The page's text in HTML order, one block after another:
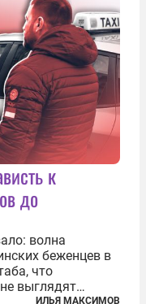
к
до
волна
беженцев в
что
выглядят
ИЛЬЯ МАКСИМОВ